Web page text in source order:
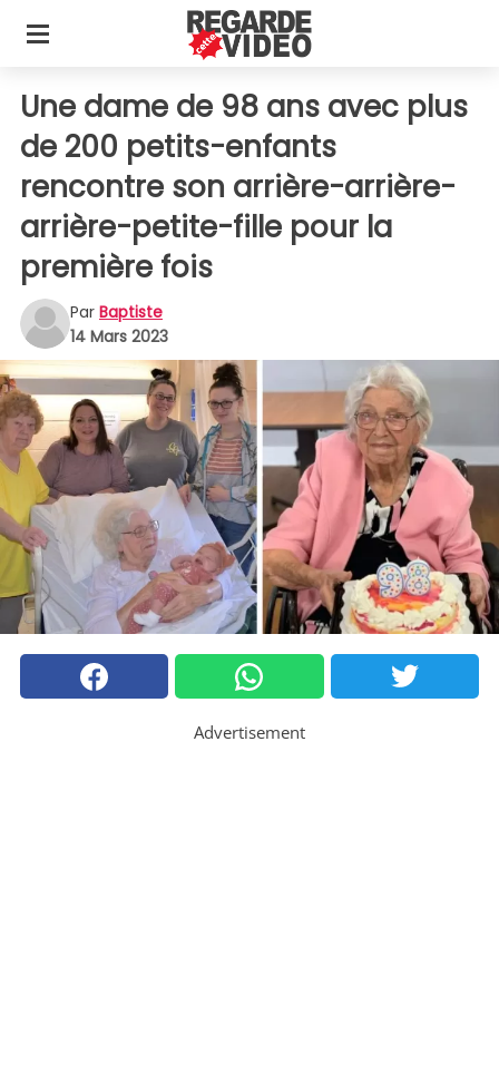
Une dame de 98 ans avec plus
de 200 petits-enfants
rencontre son arrière-arrière-
arrière-petite-fille pour la
première fois
Par Baptiste
14 Mars 2023
Advertisement